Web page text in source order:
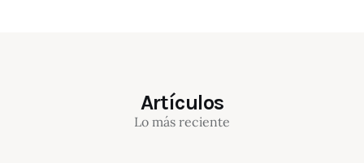
Artículos
Lo más reciente